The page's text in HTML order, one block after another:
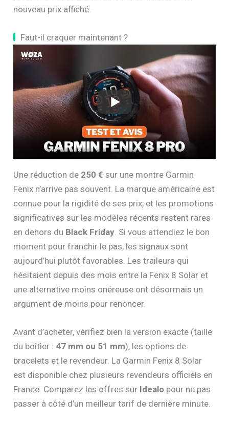
nouveau prix affiché.
Faut-il craquer maintenant ?
Une réduction de 250 € sur une montre Garmin
Fenix n’arrive pas souvent. La marque américaine est
connue pour la rigidité de ses prix, et les promotions
significatives sur les modèles récents restent rares
en dehors du Black Friday. Si vous attendiez le bon
moment pour franchir le pas, les signaux sont
aujourd’hui plutôt favorables. Les traileurs qui
hésitaient depuis des mois entre la Fenix 8 Solar et
une alternative moins onéreuse ont désormais un
argument de moins pour renoncer.
Avant d’acheter, vérifiez bien la version exacte (taille
du boîtier : 47 mm ou 51 mm), les options de
bracelets et le revendeur. La Garmin Fenix 8 Solar
est disponible chez plusieurs revendeurs officiels en
France. Comparez les offres sur Idealo pour ne pas
passer à côté d’un meilleur tarif de dernière minute.